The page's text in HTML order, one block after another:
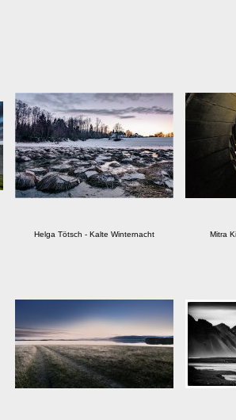
Helga Tötsch - Kalte Winternacht Mitra